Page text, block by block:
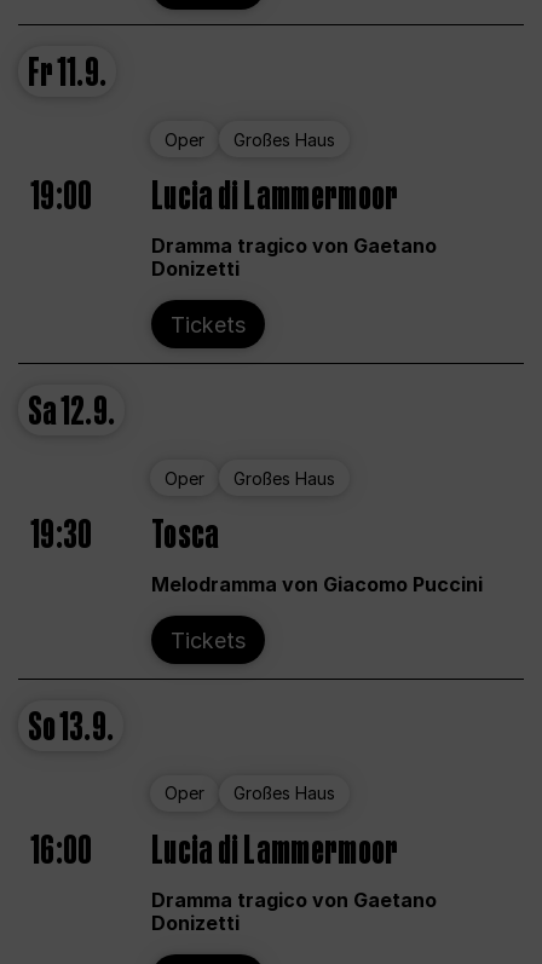
Fr11.9.
Oper Großes Haus
19:00 Lucia di Lammermoor
Dramma tragico von Gaetano
Donizetti
Tickets
Sa12.9.
Oper Großes Haus
19:30 Tosca
Melodramma von Giacomo Puccini
Tickets
So13.9.
Oper Großes Haus
16:00 Lucia di Lammermoor
Dramma tragico von Gaetano
Donizetti